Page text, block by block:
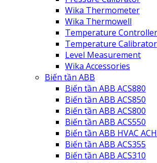
Wika Thermometer
Wika Thermowell
Temperature Controller
Temperature Calibrator
Level Measurement
Wika Accessories
Biến tần ABB
Biến tần ABB ACS880
Biến tần ABB ACS850
Biến tần ABB ACS800
Biến tần ABB ACS550
Biến tần ABB HVAC
Biến tần ABB ACS355
Biến tần ABB ACS310